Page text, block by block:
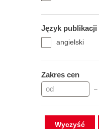
Język publikacji
angielski
Zakres cen
–
Wyczyść